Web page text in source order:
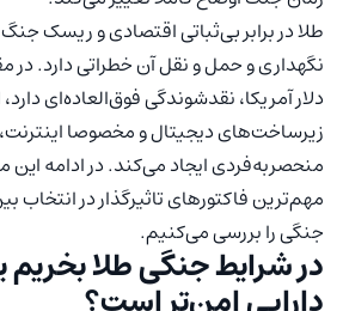
طلا در برابر بی‌ثباتی اقتصادی و ریسک
نگهداری و حمل و نقل آن خطراتی دارد. در
دلار آمریکا، نقدشوندگی فوق‌العاده‌ای
زیرساخت‌های دیجیتال و مخصوصا
منحصربه‌فردی ایجاد می‌کند. در ادامه این
مهم‌ترین فاکتورهای تاثیرگذار در انتخاب
جنگی را بررسی می‌کنیم.
در شرایط جنگی طلا بخریم